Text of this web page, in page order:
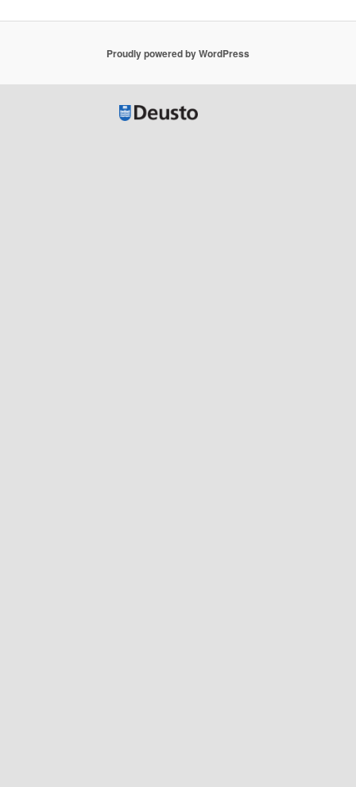
Proudly powered by WordPress